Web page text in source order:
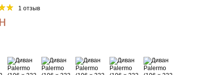
1 отзыв